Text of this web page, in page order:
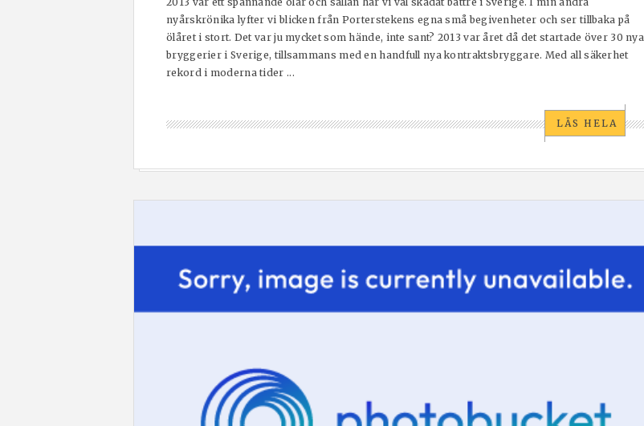
nyårskrönika lyfter vi blicken från Porterstekens egna små begivenheter och ser tillbaka på
ölåret i stort. Det var ju mycket som hände, inte sant? 2013 var året då det startade över 30 nya
bryggerier i Sverige, tillsammans med en handfull nya kontraktsbryggare. Med all säkerhet
rekord i moderna tider ...
LÄS HELA